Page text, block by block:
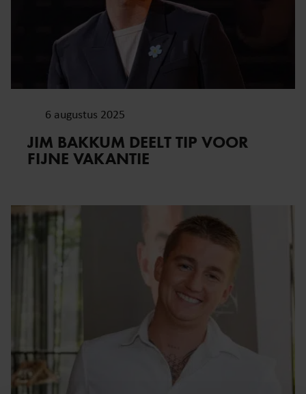
6 augustus 2025
JIM BAKKUM DEELT TIP VOOR
FIJNE VAKANTIE